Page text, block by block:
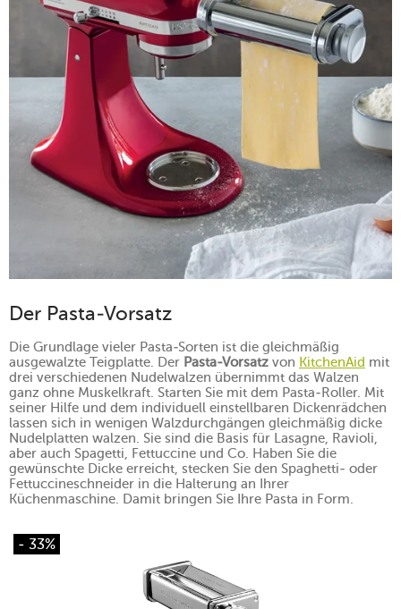
Der Pasta-Vorsatz
Die Grundlage vieler Pasta-Sorten ist die gleichmäßig
ausgewalzte Teigplatte. Der Pasta-Vorsatz von KitchenAid mit
drei verschiedenen Nudelwalzen übernimmt das Walzen
ganz ohne Muskelkraft. Starten Sie mit dem Pasta-Roller. Mit
seiner Hilfe und dem individuell einstellbaren Dickenrädchen
lassen sich in wenigen Walzdurchgängen gleichmäßig dicke
Nudelplatten walzen. Sie sind die Basis für Lasagne, Ravioli,
aber auch Spagetti, Fettuccine und Co. Haben Sie die
gewünschte Dicke erreicht, stecken Sie den Spaghetti- oder
Fettuccineschneider in die Halterung an Ihrer
Küchenmaschine. Damit bringen Sie Ihre Pasta in Form.
- 33%